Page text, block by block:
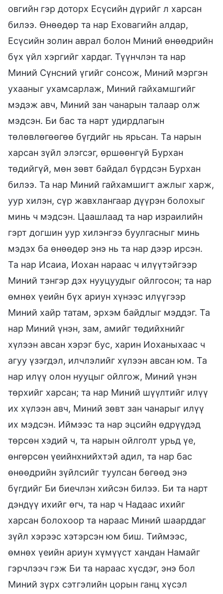
овгийн гэр доторх Есүсийн дүрийг л харсан
билээ. Өнөөдөр та нар Еховагийн алдар,
Есүсийн золин аврал болон Миний өнөөдрийн
бүх үйл хэргийг хардаг. Түүнчлэн та нар
Миний Сүнсний үгийг сонсож, Миний мэргэн
ухааныг ухамсарлаж, Миний гайхамшгийг
мэдэж авч, Миний зан чанарын талаар олж
мэдсэн. Би бас та нарт удирдлагын
төлөвлөгөөгөө бүгдийг нь ярьсан. Та нарын
харсан зүйл элэгсэг, өршөөнгүй Бурхан
төдийгүй, мөн зөвт байдал бүрдсэн Бурхан
билээ. Та нар Миний гайхамшигт ажлыг харж,
уур хилэн, сүр жавхлангаар дүүрэн болохыг
минь ч мэдсэн. Цаашлаад та нар израилийн
гэрт догшин уур хилэнгээ буулгасныг минь
мэдэх ба өнөөдөр энэ нь та нар дээр ирсэн.
Та нар Исаиа, Иохан нараас ч илүүтэйгээр
Миний тэнгэр дэх нууцуудыг ойлгосон; та нар
өмнөх үеийн бүх ариун хүнээс илүүгээр
Миний хайр татам, эрхэм байдлыг мэддэг. Та
нар Миний үнэн, зам, амийг төдийхнийг
хүлээн авсан хэрэг бус, харин Иоханыхаас ч
агуу үзэгдэл, илчлэлийг хүлээн авсан юм. Та
нар илүү олон нууцыг ойлгож, Миний үнэн
төрхийг харсан; та нар Миний шүүлтийг илүү
их хүлээн авч, Миний зөвт зан чанарыг илүү
их мэдсэн. Иймээс та нар эцсийн өдрүүдэд
төрсөн хэдий ч, та нарын ойлголт урьд үе,
өнгөрсөн үеийнхнийхтэй адил, та нар бас
өнөөдрийн зүйлсийг туулсан бөгөөд энэ
бүгдийг Би биечлэн хийсэн билээ. Би та нарт
дэндүү ихийг өгч, та нар ч Надаас ихийг
харсан болохоор та нараас Миний шаарддаг
зүйл хэрээс хэтэрсэн юм биш. Тиймээс,
өмнөх үеийн ариун хүмүүст хандан Намайг
гэрчлээч гэж Би та нараас хүсдэг, энэ бол
Миний зүрх сэтгэлийн цорын ганц хүсэл